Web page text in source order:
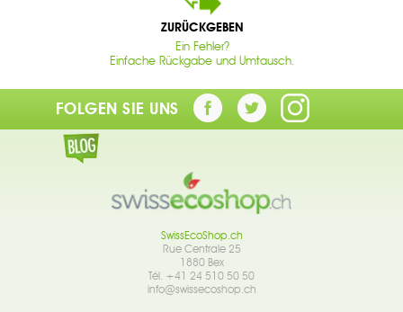
ZURÜCKGEBEN
Ein Fehler?
Einfache Rückgabe und Umtausch.
FOLGEN SIE UNS
SwissEcoShop.ch
Rue Centrale 25
1880 Bex
Tél. +41 24 510 50 50
info@swissecoshop.ch